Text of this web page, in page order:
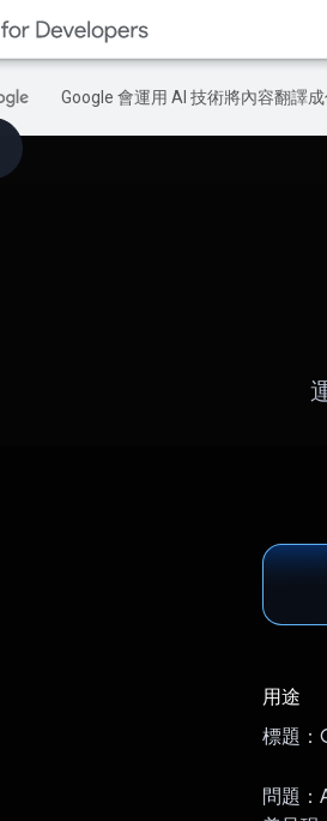
Google 會運用 AI 技術將內容翻譯
用途
標題：
問題：